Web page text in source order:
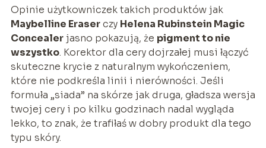
Opinie użytkowniczek takich produktów jak
Maybelline Eraserczy Helena Rubinstein Magic
Concealerjasno pokazują, że pigment to nie
wszystko. Korektor dla cery dojrzałej musi łączyć
skuteczne krycie z naturalnym wykończeniem,
które nie podkreśla linii i nierówności. Jeśli
formuła „siada” na skórze jak druga, gładsza wersja
twojej cery i po kilku godzinach nadal wygląda
lekko, to znak, że trafiłaś w dobry produkt dla tego
typu skóry.